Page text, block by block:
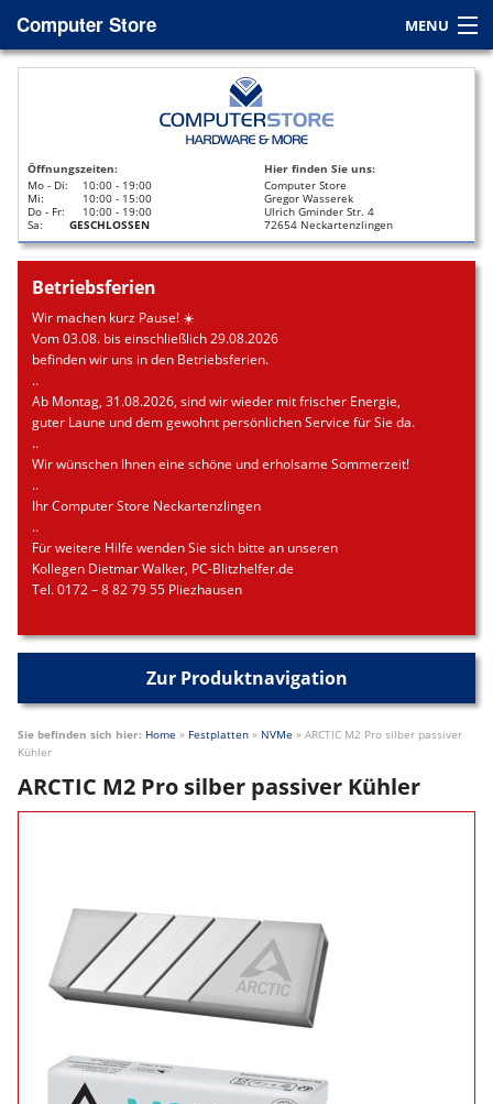
Computer Store MENU
Home
Leasing
Datenrettung
Öffnungszeiten:
Mo - Di:
10:00 - 19:00
Mi:
10:00 - 15:00
Do - Fr:
10:00 - 19:00
Sa:
GESCHLOSSEN
Hier finden Sie uns:
Computer Store
Gregor Wasserek
Ulrich Gminder Str. 4
72654 Neckartenzlingen
Betriebsferien
Wir machen kurz Pause! ☀️
Vom 03.08. bis einschließlich 29.08.2026
befinden wir uns in den Betriebsferien.
..
Ab Montag, 31.08.2026, sind wir wieder mit frischer Energie,
guter Laune und dem gewohnt persönlichen Service für Sie da.
..
Wir wünschen Ihnen eine schöne und erholsame Sommerzeit!
..
Ihr Computer Store Neckartenzlingen
..
Für weitere Hilfe wenden Sie sich bitte an unseren
Kollegen Dietmar Walker, PC-Blitzhelfer.de
Tel. 0172 – 8 82 79 55 Pliezhausen
Zur Produktnavigation
Sie befinden sich hier: Home » Festplatten » NVMe » ARCTIC M2 Pro silber passiver
Kühler
ARCTIC M2 Pro silber passiver Kühler